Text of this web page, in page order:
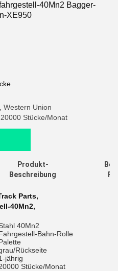
40Mn2 Bagger-
XE950
Western Union
Stücke/Monat
Produkt-
Beschreibung
Parts,
40Mn2,
40Mn2
Bahn-Rolle
Rückseite
jährig
Stücke/Monat